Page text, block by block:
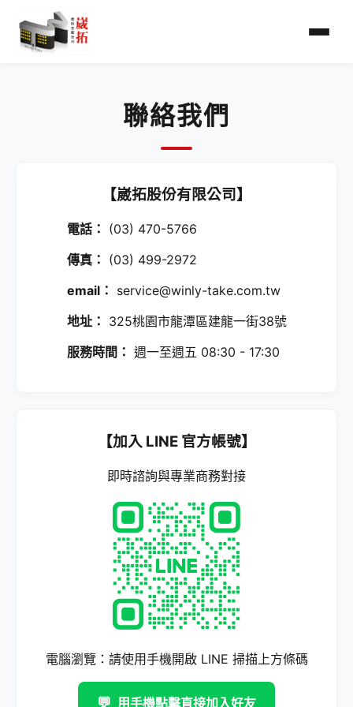
最新消息
聯絡我們
【崴拓股份有限公司】
電話： (03) 470-5766
傳真： (03) 499-2972
email： service@winly-take.com.tw
地址： 325桃園市龍潭區建龍一街38號
服務時間： 週一至週五 08:30 - 17:30
【加入 LINE 官方帳號】
即時諮詢與專業商務對接
電腦瀏覽：請使用手機開啟 LINE 掃描上方條碼
💬 用手機點擊直接加入好友